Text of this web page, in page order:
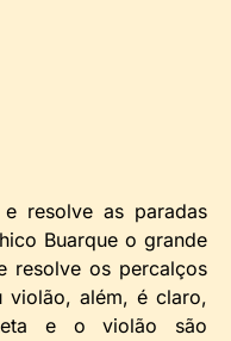
resolve as paradas
Buarque o grande
resolve os percalços
violão, além, é claro,
e o violão são